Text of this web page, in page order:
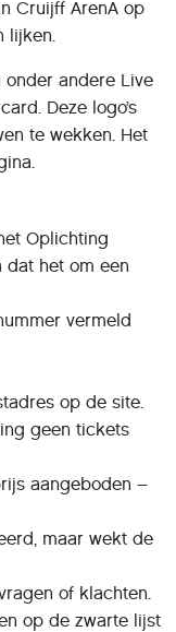
Cruijff ArenA op
lijken.
onder andere Live
Deze logo’s
te wekken. Het
Oplichting
dat het om een
vermeld
op de site.
geen tickets
aangeboden –
maar wekt de
of klachten.
op de zwarte lijst